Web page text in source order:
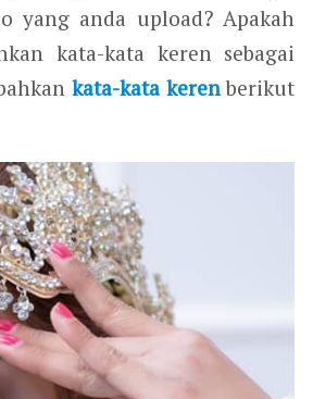
yang anda upload? Apakah
kata-kata keren sebagai
kata-kata kerenberikut